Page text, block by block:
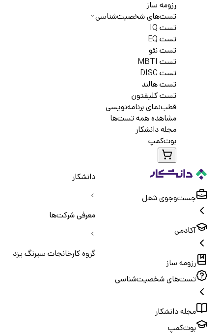
رزومه ساز
تست‌های شخصیت‌شناسی
تست IQ
تست EQ
تست نئو
تست MBTI
تست DISC
تست هالند
تست کلیفتون
قطب‌نمای برنامه‌نویسی
مشاهده همه تست‌ها
مجله دانشکار
بوت‌کمپ
جست‌و‌جوی شغل
آکادمی
رزومه ساز
تست‌های شخصیت‌شناسی
مجله دانشکار
بوت‌کمپ
دانشکار
معرفی شرکت‌ها
گروه کارخانجات سیرنگ یزد